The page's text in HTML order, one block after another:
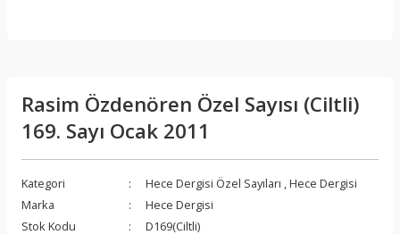
Rasim Özdenören Özel Sayısı (Ciltli)
169. Sayı Ocak 2011
Kategori Hece Dergisi Özel Sayıları ,Hece Dergisi
Marka
Hece Dergisi
Stok Kodu
D169(Ciltli)